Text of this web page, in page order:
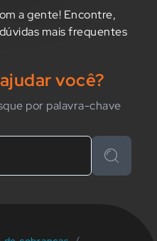
a gente! Encontre,
mais frequentes
você?
por palavra-chave
Buscar